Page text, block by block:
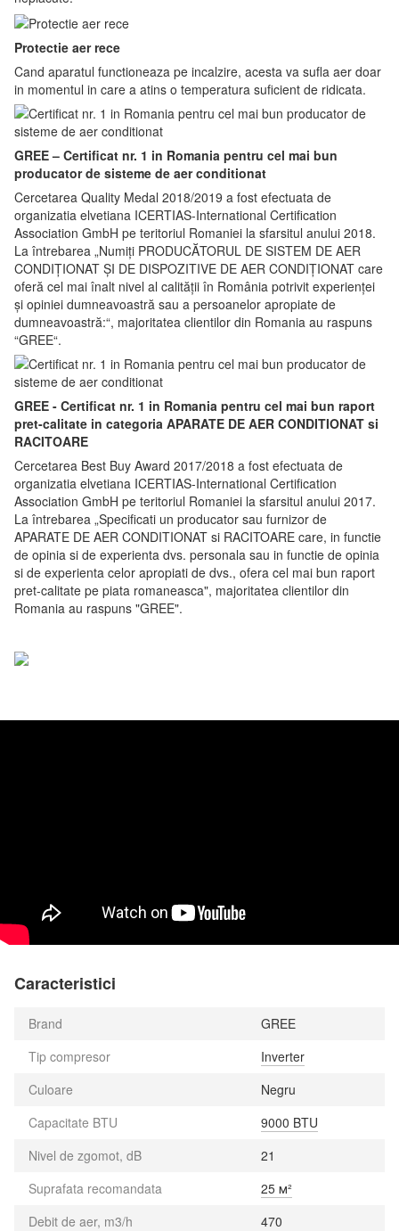
Protectie aer rece
Cand aparatul functioneaza pe incalzire, acesta va sufla aer doar
in momentul in care a atins o temperatura suficient de ridicata.
GREE – Certificat nr. 1 in Romania pentru cel mai bun
producator de sisteme de aer conditionat
Cercetarea Quality Medal 2018/2019 a fost efectuata de
organizatia elvetiana ICERTIAS-International Certification
Association GmbH pe teritoriul Romaniei la sfarsitul anului 2018.
La întrebarea „Numiți PRODUCĂTORUL DE SISTEM DE AER
CONDIȚIONAT ȘI DE DISPOZITIVE DE AER CONDIȚIONAT care
oferă cel mai înalt nivel al calității în România potrivit experienței
și opiniei dumneavoastră sau a persoanelor apropiate de
dumneavoastră:“, majoritatea clientilor din Romania au raspuns
“GREE“.
GREE - Certificat nr. 1 in Romania pentru cel mai bun raport
pret-calitate in categoria APARATE DE AER CONDITIONAT si
RACITOARE
Cercetarea Best Buy Award 2017/2018 a fost efectuata de
organizatia elvetiana ICERTIAS-International Certification
Association GmbH pe teritoriul Romaniei la sfarsitul anului 2017.
La întrebarea „Specificati un producator sau furnizor de
APARATE DE AER CONDITIONAT si RACITOARE care, in functie
de opinia si de experienta dvs. personala sau in functie de opinia
si de experienta celor apropiati de dvs., ofera cel mai bun raport
pret-calitate pe piata romaneasca", majoritatea clientilor din
Romania au raspuns "GREE".
Caracteristici
Brand
GREE
Tip compresor
Inverter
Culoare
Negru
Capacitate BTU
9000 BTU
Nivel de zgomot, dB
21
Suprafata recomandata
25 м²
Debit de aer, m3/h
470